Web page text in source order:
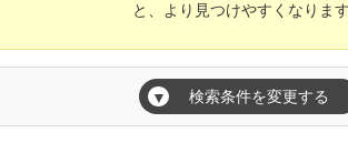
と、より見つけやすくなります
▼ 検索条件を変更する